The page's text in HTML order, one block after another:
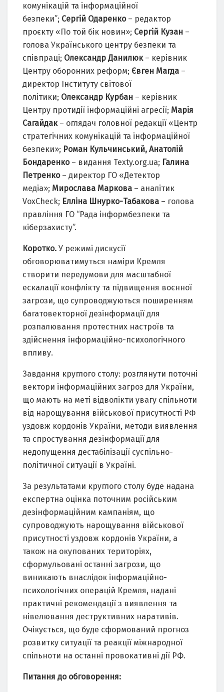
комунікацій та інформаційної
безпеки”; Сергій Одаренко– редактор
проєкту «По той бік новин»; Сергій Кузан –
голова Українського центру безпеки та
співпраці; Олександр Данилюк – керівник
Центру оборонних реформ; Євген Магда –
директор Інституту світової
політики; Олександр Курбан – керівник
Центру протидії інформаційні агресії; Марія
Сагайдак – оглядач головної редакції «Центр
стратегічних комунікацій та інформаційної
безпеки»; Роман Кульчинський, Анатолій
Бондаренко – видання Texty.org.ua; Галина
Петренко – директор ГО «Детектор
медіа»; Мирослава Маркова – аналітик
VoxCheck; Елліна Шнурко-Табакова – голова
правління ГО “Рада інформбезпеки та
кіберзахисту”.
Коротко. У режимі дискусії
обговорюватимуться наміри Кремля
створити передумови для масштабної
ескалації конфлікту та підвищення воєнної
загрози, що супроводжуються поширенням
багатовекторної дезінформації для
розпалювання протестних настроїв та
здійснення інформаційно-психологічного
впливу.
Завдання круглого столу: розглянути поточні
вектори інформаційних загроз для України,
що мають на меті відволікти увагу спільноти
від нарощування військової присутності РФ
уздовж кордонів України, методи виявлення
та спростування дезінформації для
недопущення дестабілізації суспільно-
політичної ситуації в Україні.
За результатами круглого столу буде надана
експертна оцінка поточним російським
дезінформаційним кампаніям, що
супроводжують нарощування військової
присутності уздовж кордонів України, а
також на окупованих територіях,
сформульовані останні загрози, що
виникають внаслідок інформаційно-
психологічних операцій Кремля, надані
практичні рекомендації з виявлення та
нівелювання деструктивних наративів.
Очікується, що буде сформований прогноз
розвитку ситуації та реакції міжнародної
спільноти на останні провокативні дії РФ.
Питання до обговорення: